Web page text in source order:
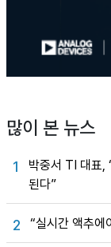
많이 본 뉴스
1
박중서 TI 대표,
된다”
2 “실시간 액추에